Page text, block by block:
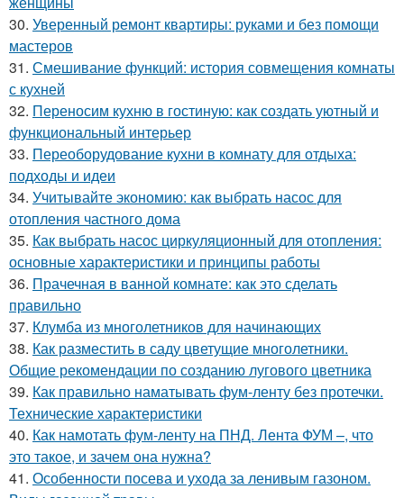
30. Уверенный ремонт квартиры: руками и без помощи
мастеров
31. Смешивание функций: история совмещения комнаты
с кухней
32. Переносим кухню в гостиную: как создать уютный и
функциональный интерьер
33. Переоборудование кухни в комнату для отдыха:
подходы и идеи
34. Учитывайте экономию: как выбрать насос для
отопления частного дома
35. Как выбрать насос циркуляционный для отопления:
основные характеристики и принципы работы
36. Прачечная в ванной комнате: как это сделать
правильно
37. Клумба из многолетников для начинающих
38. Как разместить в саду цветущие многолетники.
Общие рекомендации по созданию лугового цветника
39. Как правильно наматывать фум-ленту без протечки.
Технические характеристики
40. Как намотать фум-ленту на ПНД. Лента ФУМ –, что
это такое, и зачем она нужна?
41. Особенности посева и ухода за ленивым газоном.